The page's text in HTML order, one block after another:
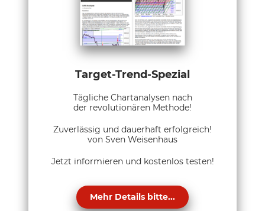
Target-Trend-Spezial
Tägliche Chartanalysen nach
der revolutionären Methode!
Zuverlässig und dauerhaft erfolgreich!
von Sven Weisenhaus
Jetzt informieren und kostenlos testen!
Mehr Details bitte...